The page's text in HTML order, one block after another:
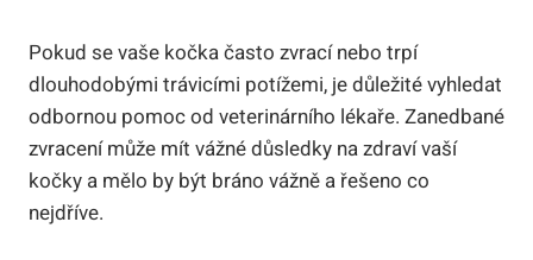
Pokud se vaše kočka často zvrací nebo trpí
dlouhodobými trávicími potížemi, je důležité vyhledat
odbornou pomoc od veterinárního lékaře. Zanedbané
zvracení může mít vážné důsledky na zdraví vaší
kočky a mělo by být bráno vážně a řešeno co
nejdříve.